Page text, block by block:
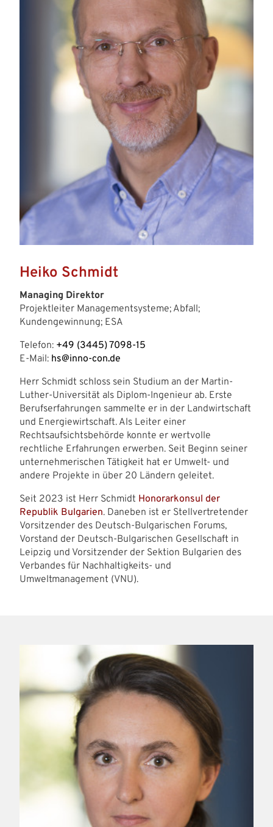
Heiko Schmidt
Managing Direktor
Projektleiter Managementsysteme; Abfall;
Kundengewinnung; ESA
Telefon: +49 (3445) 7098-15
E-Mail: hs@inno-con.de
Herr Schmidt schloss sein Studium an der Martin-
Luther-Universität als Diplom-Ingenieur ab. Erste
Berufserfahrungen sammelte er in der Landwirtschaft
und Energiewirtschaft. Als Leiter einer
Rechtsaufsichtsbehörde konnte er wertvolle
rechtliche Erfahrungen erwerben. Seit Beginn seiner
unternehmerischen Tätigkeit hat er Umwelt- und
andere Projekte in über 20 Ländern geleitet.
Seit 2023 ist Herr Schmidt Honorarkonsul der
Republik Bulgarien. Daneben ist er Stellvertretender
Vorsitzender des Deutsch-Bulgarischen Forums,
Vorstand der Deutsch-Bulgarischen Gesellschaft in
Leipzig und Vorsitzender der Sektion Bulgarien des
Verbandes für Nachhaltigkeits- und
Umweltmanagement (VNU).